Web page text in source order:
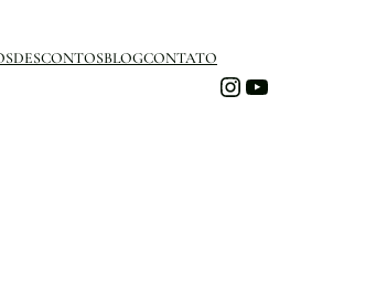
DESCONTOSBLOGCONTATO
Instagram
Youtube